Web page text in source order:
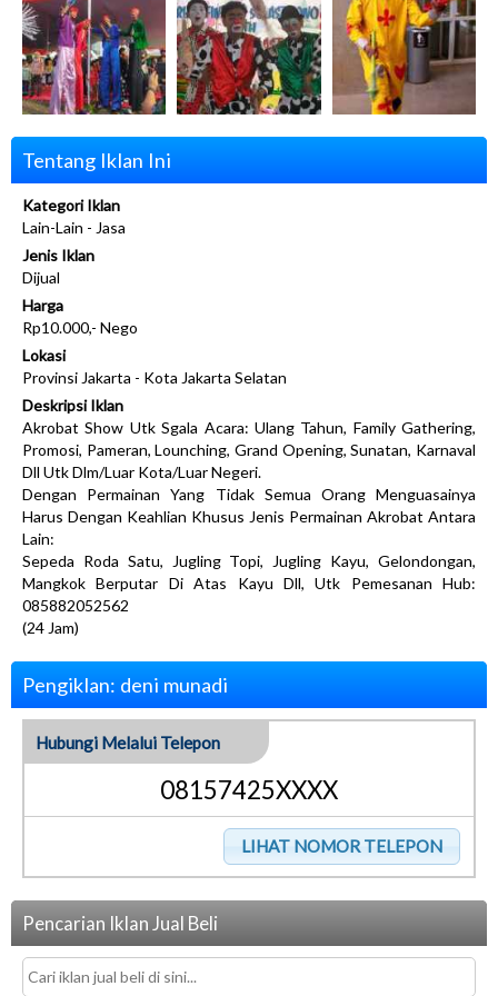
Tentang Iklan Ini
Kategori Iklan
Lain-Lain - Jasa
Jenis Iklan
Dijual
Harga
Rp10.000,- Nego
Lokasi
Provinsi Jakarta - Kota Jakarta Selatan
Deskripsi Iklan
Akrobat Show Utk Sgala Acara: Ulang Tahun, Family Gathering,
Promosi, Pameran, Lounching, Grand Opening, Sunatan, Karnaval
Dll Utk Dlm/Luar Kota/Luar Negeri.
Dengan Permainan Yang Tidak Semua Orang Menguasainya
Harus Dengan Keahlian Khusus Jenis Permainan Akrobat Antara
Lain:
Sepeda Roda Satu, Jugling Topi, Jugling Kayu, Gelondongan,
Mangkok Berputar Di Atas Kayu Dll, Utk Pemesanan Hub:
085882052562
(24 Jam)
Pengiklan: deni munadi
Hubungi Melalui Telepon
08157425XXXX
Pencarian Iklan Jual Beli